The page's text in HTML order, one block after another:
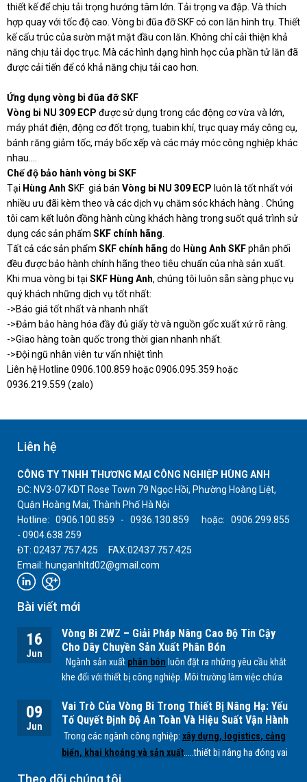
thiết kế để chịu tải trọng hướng tâm lớn. Tải trọng va đập. Và thích
hợp quay với tốc độ cao. Vòng bi đũa đỡ SKF có con lăn hình trụ. Thiết
kế cấu trúc của sườn mặt mặt đầu con lăn. Không chỉ cải thiện khả
năng chịu tải dọc trục. Mà các hình dạng hình học của phần tử lăn đã
được cải tiến để có khả năng chịu tải cao hơn.
Ứng dụng vòng bi đũa đỡ SKF
Vòng bi NU 309 ECP được sử dụng trong các động cơ vừa và lớn,
máy phát điện, động cơ đốt trọng, tuabin khí, trục quay máy công cụ,
bánh răng giảm tốc, máy bốc xếp và các máy móc công nghiệp khác
nhau….
Chế độ bảo hành vòng bi SKF
Tại Hùng Anh SKF giá bán Vòng bi NU 309 ECP luôn là tốt nhất với
nhiều ưu đãi kèm theo và các dịch vụ chăm sóc khách hàng . Chúng
tôi cam kết luôn đồng hành cùng khách hàng trong suốt quá trình sử
dụng các sản phẩm SKF chính hãng
Tất cả các sản phẩm SKF chính hãng do Hùng Anh SKFphân phối
đều được bảo hành chính hãng theo tiêu chuẩn của nhà sản xuất.
Khi mua vòng bi tại SKF Hùng Anh, chúng tôi luôn sẵn sàng phục vụ
quý khách những dịch vụ tốt nhất:
->Báo giá tốt nhất và nhanh nhất
->Đảm bảo hàng hóa đầy đủ giấy tờ và nguồn gốc xuất xứ rõ ràng.
->Giao hàng toàn quốc trong thời gian nhanh nhất.
->Đội ngũ nhân viên tư vấn nhiệt tình
Liên hệ Hotline 0906.100.859 hoặc 0906.095.359 hoặc
0936.219.559 (zalo)
Liên hệ
CÔNG TY TNHH THƯƠNG MẠI CÔNG NGHIỆP HÙNG ANH
ĐC: NV3-07 KDT Rose Town 79 Ngọc Hồi, Phường Hoàng Liệt,
Quận Hoàng Mai, Thành Phố Hà Nội
Hotline: 0906.100.859 - 0936.130.859 hoặc: 0906.299.855
- 0904.638.259
ĐT: 02437.757.425 FAX:02437.757.425
Email: hunganhltd02@gmail.com
Bài viết mới
16
Jun
Vòng Bi ZWZ – Giải Pháp Nâng Cao Độ Tin Cậy
Cho Dây Chuyền Sản Xuất Phân Bón
Ngành sản xuất phân bón luôn đặt ra những yêu cầu khắt
khe đối với thiết bị công nghiệp. Môi trường làm việc chứa
quá trình sản xuấtNPK, lân, đạm
... có thể ảnh hưởng trực
tiếp đến tuổi thọ của các bộ phận cơ khí, đặc biệt làvòng
bi.
09
Jun
Vai Trò Của Vòng Bi Trong Thiết Bị Nâng Hạ: Yếu
Tố Quyết Định Độ An Toàn Và Hiệu Suất Vận Hành
Trong các ngành công nghiệp: xây dựng, logistics, cảng
biển, khai khoáng và sản xuất .....thiết bị nâng hạ đóng vai
Theo dõi chúng tôi